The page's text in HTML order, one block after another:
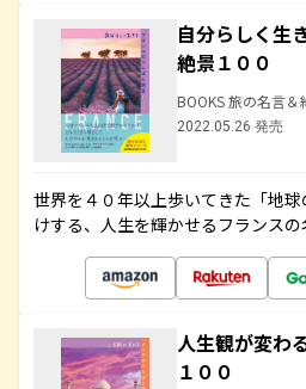
自分らしく生
絶景１００
BOOKS 旅の名言＆
2022.05.26 発売
世界を４０年以上歩いてきた「地
けする、人生を輝かせるフランス
人生観が変わ
１００